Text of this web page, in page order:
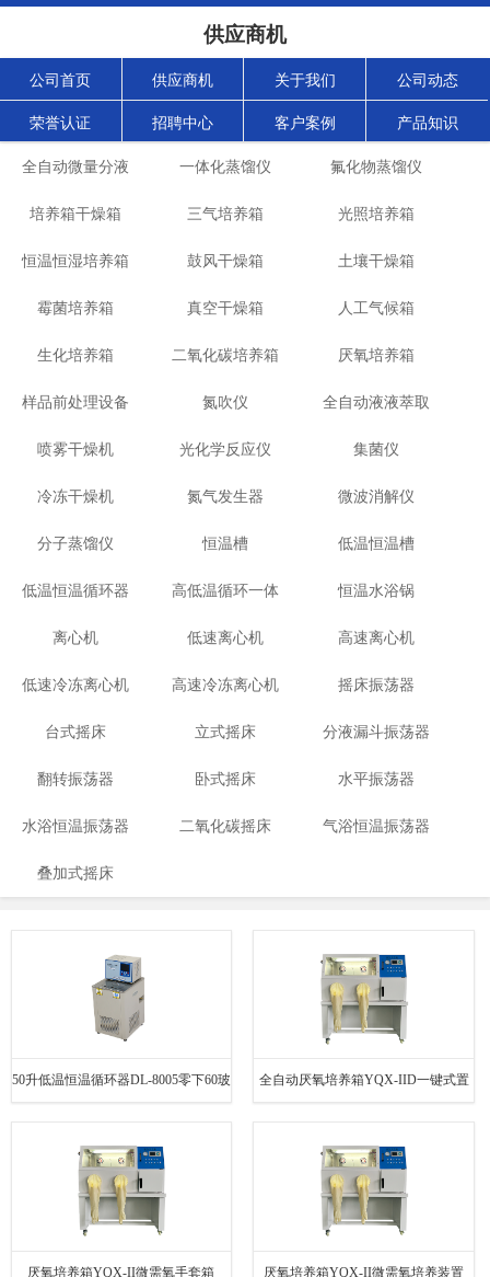
供应商机
公司首页 供应商机 关于我们 公司动态
荣誉认证 招聘中心 客户案例 产品知识
全自动微量分液
仪
一体化蒸馏仪 氟化物蒸馏仪
培养箱干燥箱 三气培养箱 光照培养箱
恒温恒湿培养箱 鼓风干燥箱 土壤干燥箱
霉菌培养箱 真空干燥箱 人工气候箱
生化培养箱 二氧化碳培养箱 厌氧培养箱
样品前处理设备 氮吹仪 全自动液液萃取
仪
喷雾干燥机 光化学反应仪 集菌仪
冷冻干燥机 氮气发生器 微波消解仪
分子蒸馏仪 恒温槽 低温恒温槽
低温恒温循环器 高低温循环一体
机
恒温水浴锅
离心机 低速离心机 高速离心机
低速冷冻离心机 高速冷冻离心机 摇床振荡器
台式摇床 立式摇床 分液漏斗振荡器
翻转振荡器 卧式摇床 水平振荡器
水浴恒温振荡器 二氧化碳摇床 气浴恒温振荡器
叠加式摇床
50升低温恒温循环器DL-8005零下60玻 全自动厌氧培养箱YQX-IID一键式置
厌氧培养箱YQX-II微需氧手套箱 厌氧培养箱YQX-II微需氧培养装置